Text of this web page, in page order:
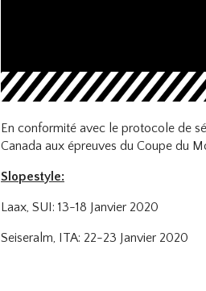
En conformité avec le protocole de
Canada aux épreuves du Coupe du
Slopestyle:
Laax, SUI: 13-18 Janvier 2020
Seiseralm, ITA: 22-23 Janvier 2020